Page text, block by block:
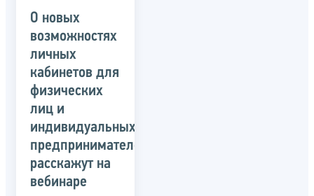
О новых
возможностях
личных
кабинетов для
физических
лиц и
индивидуальных
предпринимателей
расскажут на
вебинаре